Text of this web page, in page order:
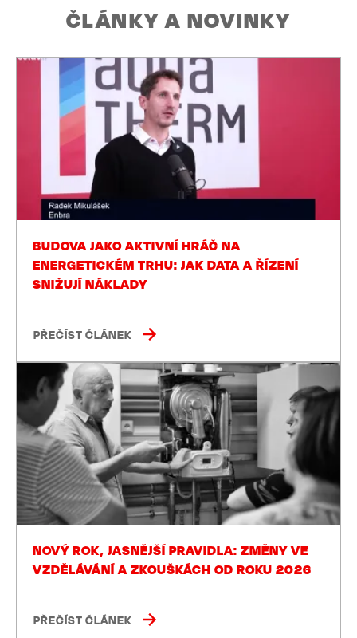
ČLÁNKY A NOVINKY
BUDOVA JAKO AKTIVNÍ HRÁČ NA
ENERGETICKÉM TRHU: JAK DATA A ŘÍZENÍ
SNIŽUJÍ NÁKLADY
PŘEČÍST ČLÁNEK
NOVÝ ROK, JASNĚJŠÍ PRAVIDLA: ZMĚNY VE
VZDĚLÁVÁNÍ A ZKOUŠKÁCH OD ROKU 2026
PŘEČÍST ČLÁNEK